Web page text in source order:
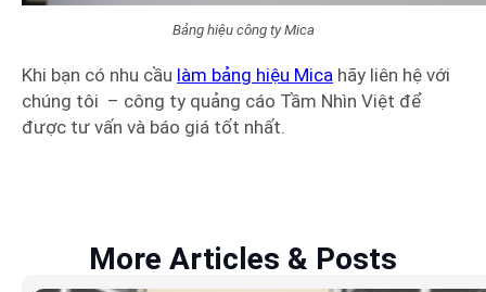
Bảng hiệu công ty Mica
Khi bạn có nhu cầu làm bảng hiệu Mica hãy liên hệ với
chúng tôi – công ty quảng cáo Tầm Nhìn Việt để
được tư vấn và báo giá tốt nhất.
More Articles & Posts